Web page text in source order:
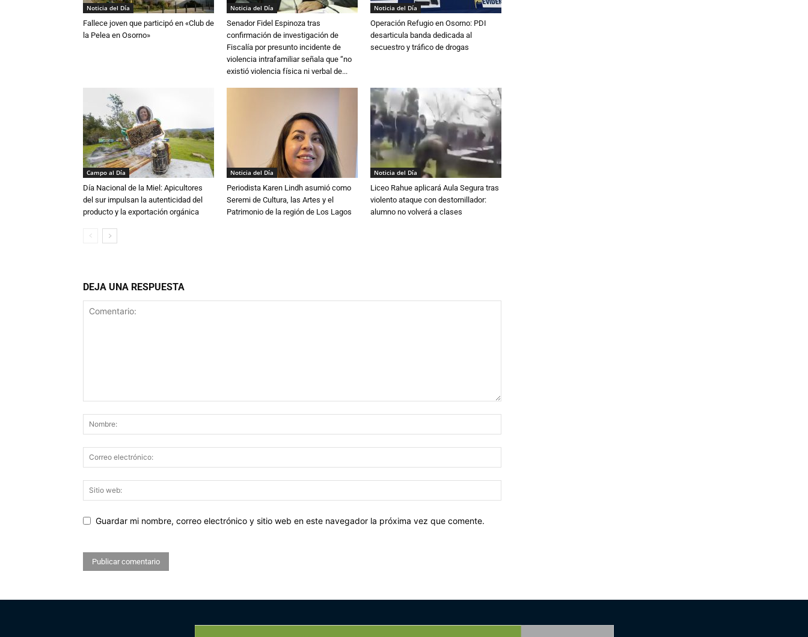
Noticia del Día
Fallece joven que participó en «Club de
la Pelea en Osorno»
Noticia del Día
Senador Fidel Espinoza tras
confirmación de investigación de
Fiscalía por presunto incidente de
violencia intrafamiliar señala que “no
existió violencia física ni verbal de...
Noticia del Día
Operación Refugio en Osorno: PDI
desarticula banda dedicada al
secuestro y tráfico de drogas
Campo al Día
Día Nacional de la Miel: Apicultores
del sur impulsan la autenticidad del
producto y la exportación orgánica
Noticia del Día
Periodista Karen Lindh asumió como
Seremi de Cultura, las Artes y el
Patrimonio de la región de Los Lagos
Noticia del Día
Liceo Rahue aplicará Aula Segura tras
violento ataque con destornillador:
alumno no volverá a clases
DEJA UNA RESPUESTA
Guardar mi nombre, correo electrónico y sitio web en este navegador la próxima vez que comente.